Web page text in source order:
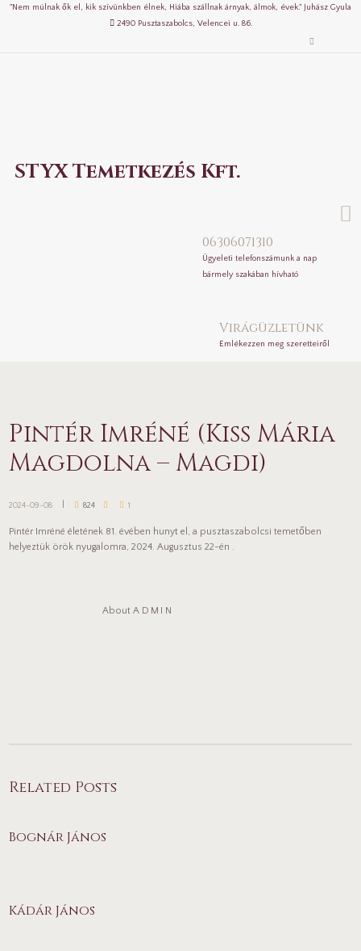
"Nem múlnak ők el, kik szívünkben élnek, Hiába szállnak árnyak, álmok, évek." Juhász Gyula
2490 Pusztaszabolcs, Velencei u. 86.
STYX Temetkezés Kft.
06306071310
Ügyeleti telefonszámunk a nap
bármely szakában hívható
Virágüzletünk
Emlékezzen meg szeretteiről
Pintér Imréné (Kiss Mária
Magdolna – Magdi)
2024-09-08 824 1
Pintér Imréné életének 81. évében hunyt el, a pusztaszabolcsi temetőben
helyeztük örök nyugalomra, 2024. Augusztus 22-én .
AboutADMIN
Related Posts
Bognár János
Kádár János